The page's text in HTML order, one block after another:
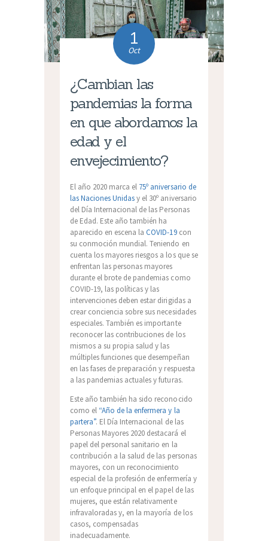
1
Oct
¿Cambian las
pandemias la forma
en que abordamos la
edad y el
envejecimiento?
El año 2020 marca el 75º aniversario de
las Naciones Unidasy el 30º aniversario
del Día Internacional de las Personas
de Edad. Este año también ha
aparecido en escena la COVID-19 con
su conmoción mundial. Teniendo en
cuenta los mayores riesgos a los que se
enfrentan las personas mayores
durante el brote de pandemias como
COVID-19, las políticas y las
intervenciones deben estar dirigidas a
crear conciencia sobre sus necesidades
especiales. También es importante
reconocer las contribuciones de los
mismos a su propia salud y las
múltiples funciones que desempeñan
en las fases de preparación y respuesta
a las pandemias actuales y futuras.
Este año también ha sido reconocido
como el “Año de la enfermera y la
partera”. El Día Internacional de las
Personas Mayores 2020 destacará el
papel del personal sanitario en la
contribución a la salud de las personas
mayores, con un reconocimiento
especial de la profesión de enfermería y
un enfoque principal en el papel de las
mujeres, que están relativamente
infravaloradas y, en la mayoría de los
casos, compensadas
inadecuadamente.